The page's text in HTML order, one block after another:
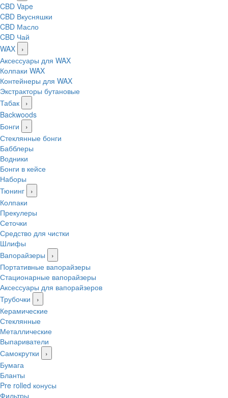
CBD Vape
CBD Вкусняшки
CBD Масло
CBD Чай
WAX
›
Аксессуары для WAX
Колпаки WAX
Контейнеры для WAX
Экстракторы бутановые
Табак
›
Backwoods
Бонги
›
Стеклянные бонги
Бабблеры
Водники
Бонги в кейсе
Наборы
Тюнинг
›
Колпаки
Прекулеры
Сеточки
Средство для чистки
Шлифы
Вапорайзеры
›
Портативные вапорайзеры
Стационарные вапорайзеры
Аксессуары для вапорайзеров
Трубочки
›
Керамические
Стеклянные
Металлические
Выпариватели
Самокрутки
›
Бумага
Бланты
Pre rolled конусы
Фильтры